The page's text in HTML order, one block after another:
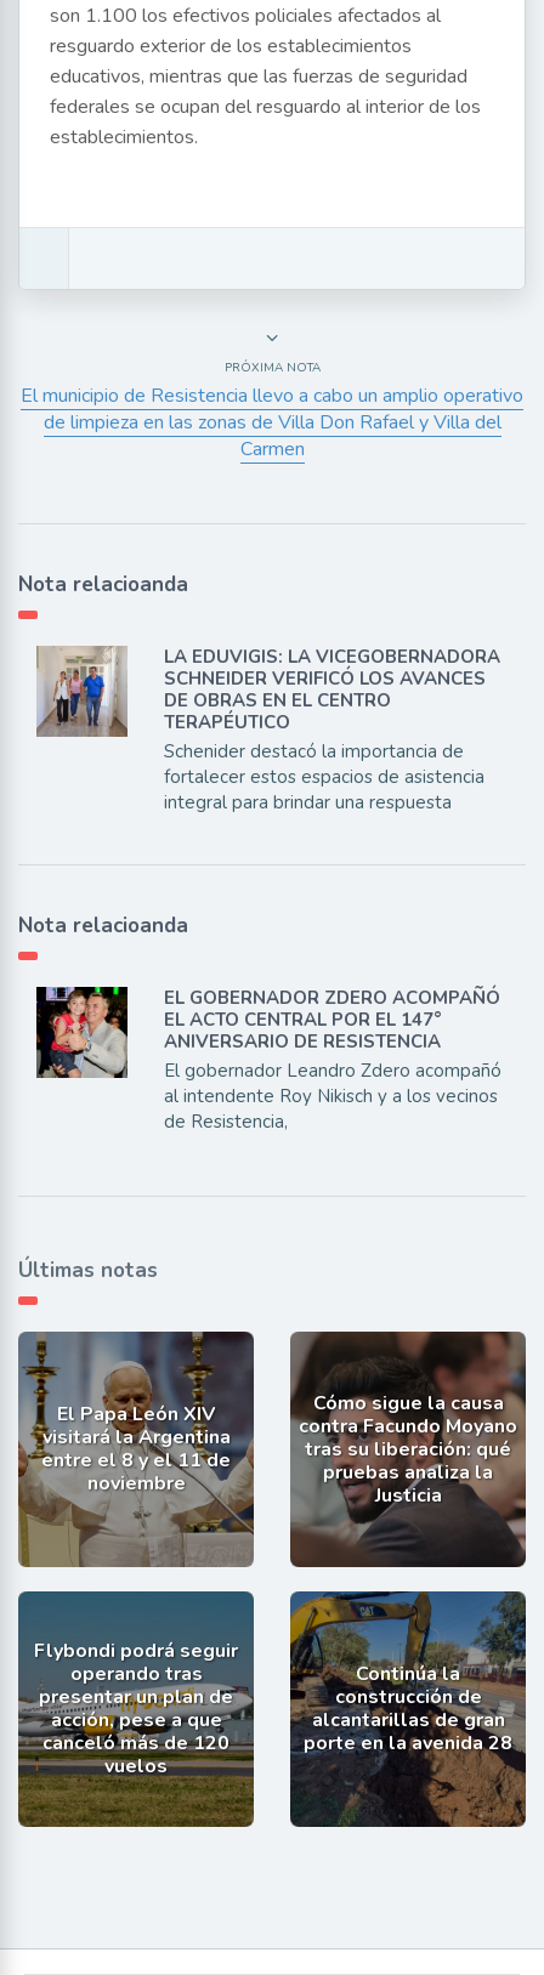
son 1.100 los efectivos policiales afectados al
resguardo exterior de los establecimientos
educativos, mientras que las fuerzas de seguridad
federales se ocupan del resguardo al interior de los
establecimientos.
PRÓXIMA NOTA
El municipio de Resistencia llevo a cabo un amplio operativo
de limpieza en las zonas de Villa Don Rafael y Villa del
Carmen
Nota relacioanda
LA EDUVIGIS: LA VICEGOBERNADORA
SCHNEIDER VERIFICÓ LOS AVANCES
DE OBRAS EN EL CENTRO
TERAPÉUTICO
Schenider destacó la importancia de
fortalecer estos espacios de asistencia
integral para brindar una respuesta
Nota relacioanda
EL GOBERNADOR ZDERO ACOMPAÑÓ
EL ACTO CENTRAL POR EL 147°
ANIVERSARIO DE RESISTENCIA
El gobernador Leandro Zdero acompañó
al intendente Roy Nikisch y a los vecinos
de Resistencia,
Últimas notas
El Papa León XIV
visitará la Argentina
entre el 8 y el 11 de
noviembre
Cómo sigue la causa
contra Facundo Moyano
tras su liberación: qué
pruebas analiza la
Justicia
Flybondi podrá seguir
operando tras
presentar un plan de
acción, pese a que
canceló más de 120
vuelos
Continúa la
construcción de
alcantarillas de gran
porte en la avenida 28